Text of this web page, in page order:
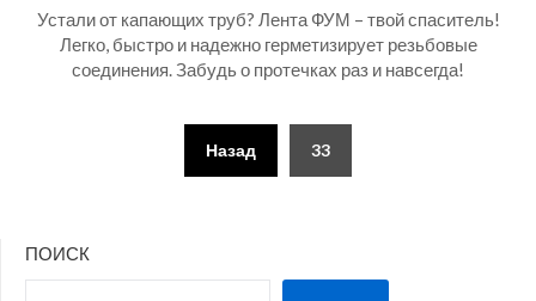
Устали от капающих труб? Лента ФУМ – твой спаситель!
Легко, быстро и надежно герметизирует резьбовые
соединения. Забудь о протечках раз и навсегда!
Назад 33
ПОИСК